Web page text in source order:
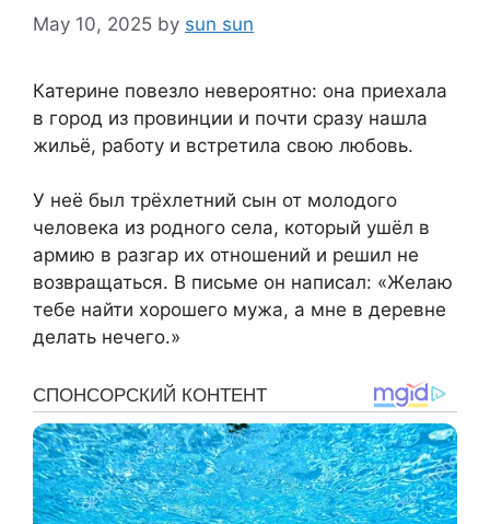
May 10, 2025 by sun sun
Катерине повезло невероятно: она приехала
в город из провинции и почти сразу нашла
жильё, работу и встретила свою любовь.
У неё был трёхлетний сын от молодого
человека из родного села, который ушёл в
армию в разгар их отношений и решил не
возвращаться. В письме он написал: «Желаю
тебе найти хорошего мужа, а мне в деревне
делать нечего.»